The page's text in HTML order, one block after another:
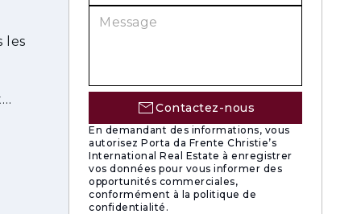
–
les
Contactez-nous
En demandant des informations, vous
autorisez Porta da Frente Christie’s
International Real Estate à enregistrer
vos données pour vous informer des
opportunités commerciales,
conformément à la politique de
confidentialité.